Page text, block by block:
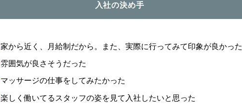
入社の決め手
家から近く、月給制だから。また、実際に行ってみて印象が良かった
雰囲気が良さそうだった
マッサージの仕事をしてみたかった
楽しく働いてるスタッフの姿を見て入社したいと思った